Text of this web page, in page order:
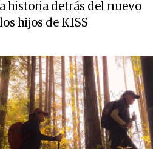
historia detrás del nuevo
hijos de KISS